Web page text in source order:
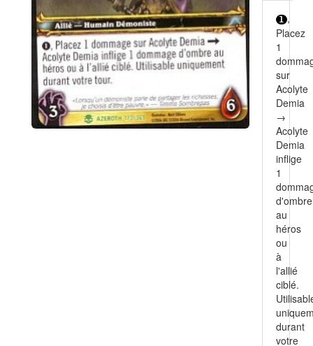
1 ,
Placez
1
sur
Acolyte
Demia
→
Acolyte
Demia
inflige
1
d'ombre
au
héros
ou
à
l'allié
ciblé.
durant
votre